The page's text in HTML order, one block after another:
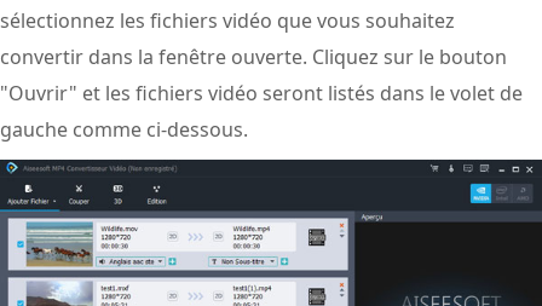
sélectionnez les fichiers vidéo que vous souhaitez
convertir dans la fenêtre ouverte. Cliquez sur le bouton
"Ouvrir" et les fichiers vidéo seront listés dans le volet de
gauche comme ci-dessous.